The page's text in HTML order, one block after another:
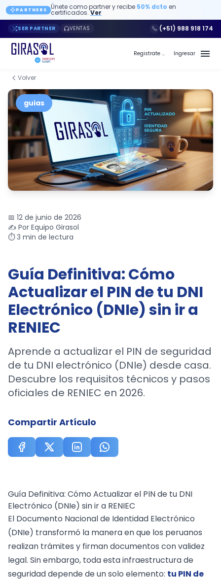
PARTNERS Únete como partner y recibe 50% dcto en
certificados.Ver
SER PARTNER VENTAS (+51) 988 918 174
Registrate a Girasol PE Ingresar
Volver
guias
📅 12 de junio de 2026
✍️ Por Equipo Girasol
⏱️ 3 min de lectura
Guía Definitiva: Cómo
Actualizar el PIN de tu DNI
Electrónico (DNIe) sin ir a
RENIEC
Aprende a actualizar el PIN de seguridad
de tu DNI electrónico (DNIe) desde casa.
Descubre los requisitos técnicos y pasos
oficiales de RENIEC en 2026.
Compartir Artículo
Guía Definitiva: Cómo Actualizar el PIN de tu DNI
Electrónico (DNIe) sin ir a RENIEC
El Documento Nacional de Identidad Electrónico
(DNIe) transformó la manera en que los peruanos
realizan trámites y firman documentos con validez
legal. Sin embargo, toda esta infraestructura de
seguridad depende de un solo elemento: tu PIN de